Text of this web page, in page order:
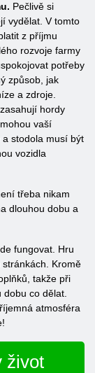
Pečlivě si
vydělat. V tomto
z příjmu
rozvoje farmy
potřeby
způsob, jak
a zdroje.
hordy
vaší
a stodola musí být
vozidla
třeba nikam
dlouhou dobu a
fungovat. Hru
Kromě
takže při
co dělat.
atmosféra
život